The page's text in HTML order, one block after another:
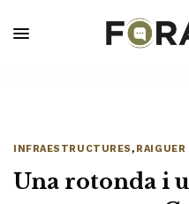
INFRAESTRUCTURES, RAIGUER
Una rotonda i